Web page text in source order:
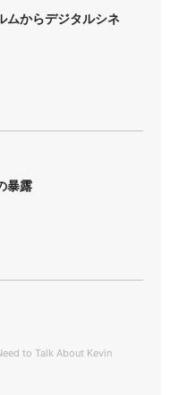
ムからデジタルシネ
暴露
to Talk About Kevin